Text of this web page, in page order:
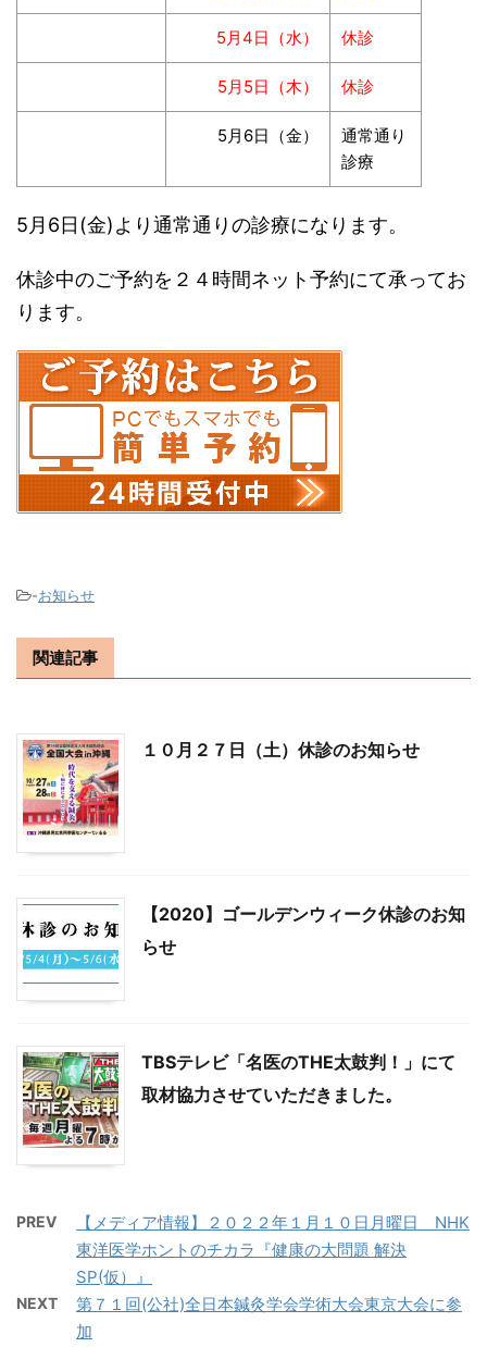
5月4日（水） 休診
5月5日（木） 休診
5月6日（金）
通常通り
診療
5月6日(金)より通常通りの診療になります。
休診中のご予約を２４時間ネット予約にて承ってお
ります。
-お知らせ
関連記事
１０月２７日（土）休診のお知らせ
【2020】ゴールデンウィーク休診のお知
らせ
TBSテレビ「名医のTHE太鼓判！」にて
取材協力させていただきました。
PREV
【メディア情報】２０２２年１月１０日月曜日 NHK
東洋医学ホントのチカラ『健康の大問題 解決
SP(仮）』
NEXT
第７１回(公社)全日本鍼灸学会学術大会東京大会に参
加